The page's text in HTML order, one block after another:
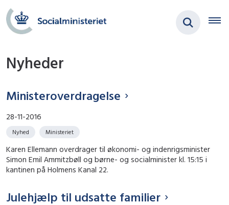
Nyheder
Ministeroverdragelse
28-11-2016
Nyhed Ministeriet
Karen Ellemann overdrager til økonomi- og indenrigsminister
Simon Emil Ammitzbøll og børne- og socialminister kl. 15:15 i
kantinen på Holmens Kanal 22.
Julehjælp til udsatte familier